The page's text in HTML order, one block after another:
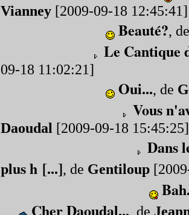
Vianney[2009-09-18 12:45:41]
Beauté?,
Le Cantique
09-18 11:02:21]
Oui..., de
Vous
Daoudal [2009-09-18 15:45:25]
Dans
plus h [...], de Gentiloup
Cher Daoudal..., de